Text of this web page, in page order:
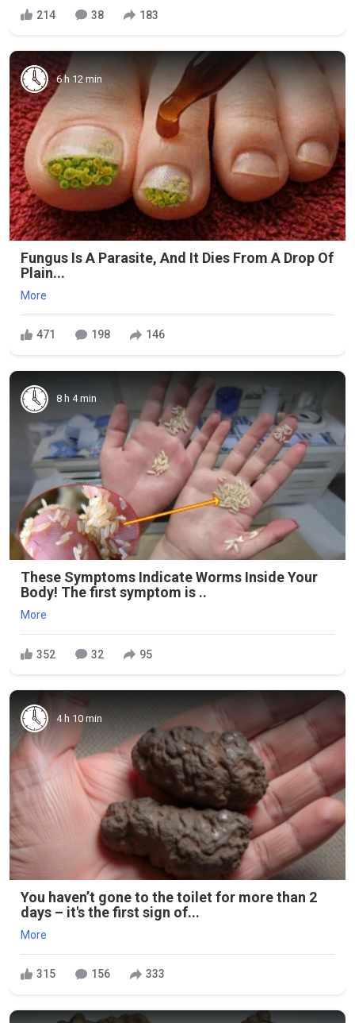
214 38 183
6 h 12 min
Fungus Is A Parasite, And It Dies From A Drop Of
Plain...
More
471 198 146
8 h 4 min
These Symptoms Indicate Worms Inside Your
Body! The first symptom is ..
More
352 32 95
4 h 10 min
You haven’t gone to the toilet for more than 2
days – it's the first sign of...
More
315 156 333